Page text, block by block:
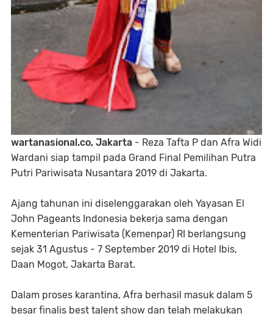
wartanasional.co, Jakarta - Reza Tafta P dan Afra Widi
Wardani siap tampil pada Grand Final Pemilihan Putra
Putri Pariwisata Nusantara 2019 di Jakarta.
Ajang tahunan ini diselenggarakan oleh Yayasan El
John Pageants Indonesia bekerja sama dengan
Kementerian Pariwisata (Kemenpar) RI berlangsung
sejak 31 Agustus - 7 September 2019 di Hotel Ibis,
Daan Mogot, Jakarta Barat.
Dalam proses karantina, Afra berhasil masuk dalam 5
besar finalis best talent show dan telah melakukan